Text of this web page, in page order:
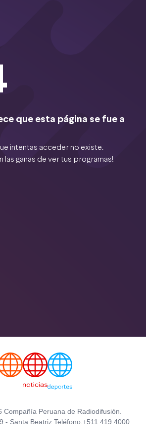
que esta página se fue a
intentas acceder no existe.
las ganas de ver tus programas!
Compañía Peruana de Radiodifusión.
- Santa Beatriz Teléfono:+511 419 4000